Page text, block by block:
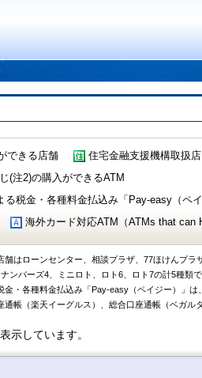
できる店舗 住宅金融支援機構取扱店
(注2)の購入ができるATM
税金・各種料金払込み「Pay-easy（ペ
海外カード対応ATM（ATMs that can
はローンセンター、相談プラザ、77ほけんプラ
ンバーズ4、ミニロト、ロト6、ロト7の計5種類で
金・各種料金払込み「Pay-easy（ペイジー）」は
通帳（楽天イーグルス）、総合口座通帳（ベガル
示しています。